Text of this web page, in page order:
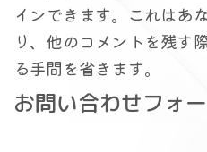
インできます。これはあ
り、他のコメントを残す
る手間を省きます。
お問い合わせフォ